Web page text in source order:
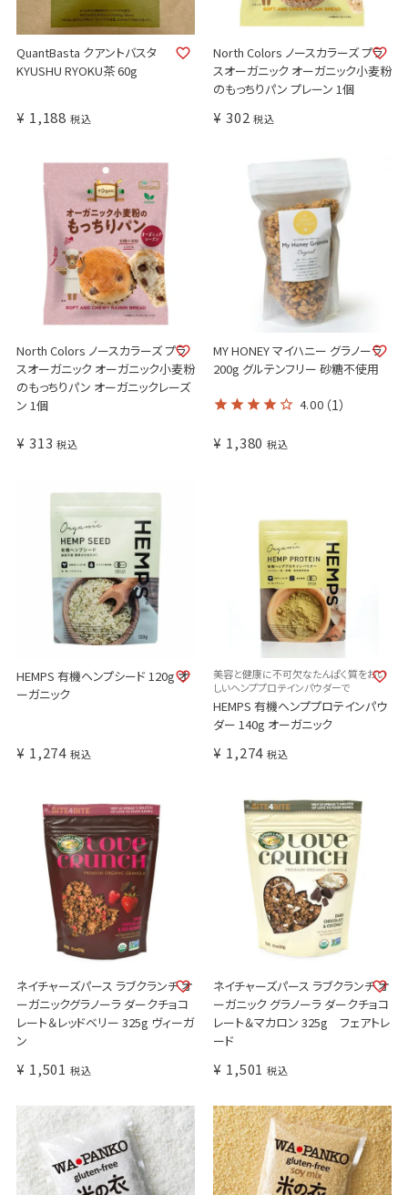
QuantBasta クアントバスタ
KYUSHU RYOKU茶 60g
¥ 1,188 税込
North Colors ノースカラーズ プラ
スオーガニック オーガニック小麦粉
のもっちりパン プレーン 1個
¥ 302 税込
North Colors ノースカラーズ プラ
スオーガニック オーガニック小麦粉
のもっちりパン オーガニックレーズ
ン 1個
¥ 313 税込
MY HONEY マイハニー グラノーラ
200g グルテンフリー 砂糖不使用
4.00 （1）
¥ 1,380 税込
HEMPS 有機ヘンプシード 120g オ
ーガニック
¥ 1,274 税込
美容と健康に不可欠なたんぱく質をおい
しいヘンププロテインパウダーで
HEMPS 有機ヘンププロテインパウ
ダー 140g オーガニック
¥ 1,274 税込
ネイチャーズパース ラブクランチ オ
ーガニックグラノーラ ダークチョコ
レート＆レッドベリー 325g ヴィーガ
ン
¥ 1,501 税込
ネイチャーズパース ラブクランチ オ
ーガニック グラノーラ ダークチョコ
レート＆マカロン 325g フェアトレ
ード
¥ 1,501 税込